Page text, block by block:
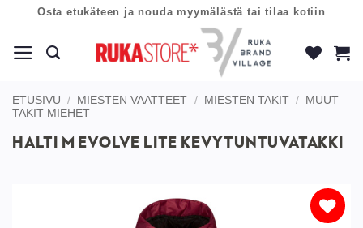
content
Osta etukäteen ja nouda myymälästä tai tilaa kotiin
ETUSIVU / MIESTEN VAATTEET / MIESTEN TAKIT / MUUT
TAKIT MIEHET
HALTI M EVOLVE LITE KEVYTUNTUVATAKKI